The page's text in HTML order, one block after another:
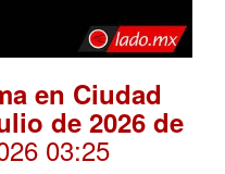
en Ciudad
de 2026 de
03:25